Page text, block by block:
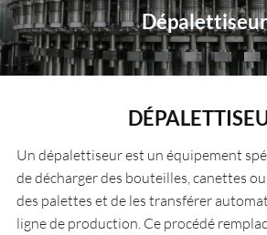
Dépalettiseur
Un dépalettiseur est un équipement
de décharger des bouteilles, canettes
des palettes et de les transférer
ligne de production. Ce procédé